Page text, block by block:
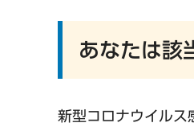
あなたは該
新型コロナウイルス